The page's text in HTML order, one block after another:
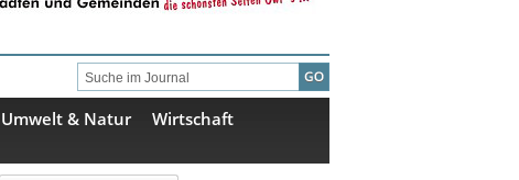
Umwelt & Natur
Wirtschaft